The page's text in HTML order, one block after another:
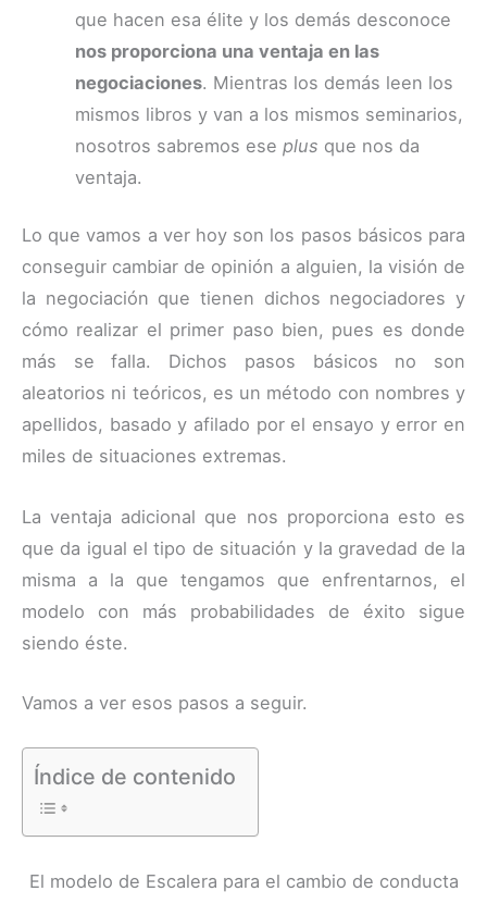
que hacen esa élite y los demás desconoce
nos proporciona una ventaja en las
negociaciones. Mientras los demás leen los
mismos libros y van a los mismos seminarios,
nosotros sabremos eseplus que nos da
ventaja.
Lo que vamos a ver hoy son los pasos básicos para
conseguir cambiar de opinión a alguien, la visión de
la negociación que tienen dichos negociadores y
cómo realizar el primer paso bien, pues es donde
más se falla. Dichos pasos básicos no son
aleatorios ni teóricos, es un método con nombres y
apellidos, basado y afilado por el ensayo y error en
miles de situaciones extremas.
La ventaja adicional que nos proporciona esto es
que da igual el tipo de situación y la gravedad de la
misma a la que tengamos que enfrentarnos, el
modelo con más probabilidades de éxito sigue
siendo éste.
Vamos a ver esos pasos a seguir.
Índice de contenido
El modelo de Escalera para el cambio de conducta